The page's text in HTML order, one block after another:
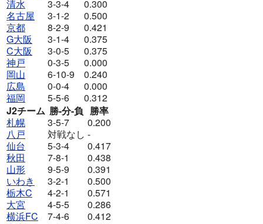
清水
3-3-4
0.300
名古屋
3-1-2
0.500
京都
8-2-9
0.421
G大阪
3-1-4
0.375
C大阪
3-0-5
0.375
神戸
0-3-5
0.000
岡山
6-10-9
0.240
広島
0-0-4
0.000
福岡
5-5-6
0.312
J2チーム 勝-分-負 勝率
札幌
3-5-7
0.200
八戸
対戦なし -
仙台
5-3-4
0.417
秋田
7-8-1
0.438
山形
9-5-9
0.391
いわき
3-2-1
0.500
栃木C
4-2-1
0.571
大宮
4-5-5
0.286
横浜FC
7-4-6
0.412